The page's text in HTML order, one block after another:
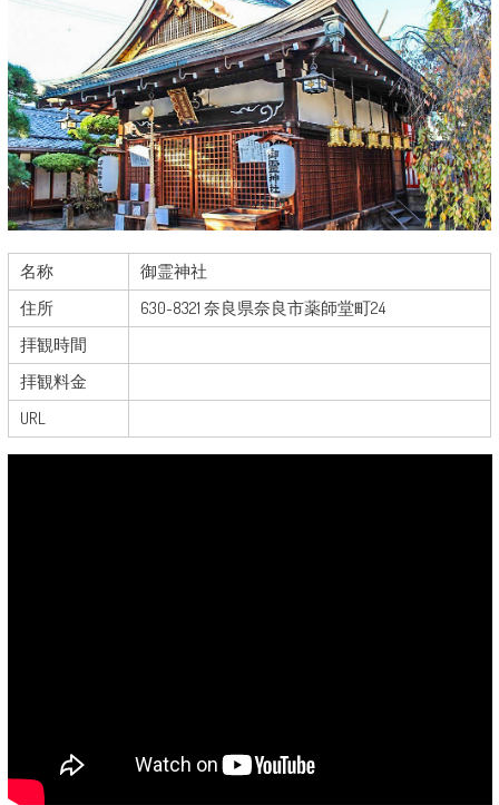
名称
御霊神社
住所
630-8321 奈良県奈良市薬師堂町24
拝観時間
拝観料金
URL